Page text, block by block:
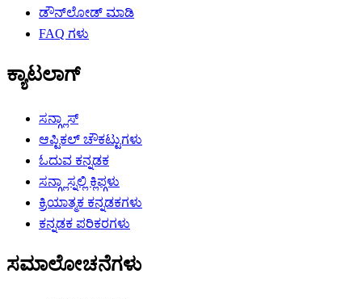
ಡೌನ್‌ಲೋಡ್ ಮಾಡಿ
FAQ ಗಳು
ಕ್ಯಾಟಲಾಗ್
ಸನ್ಗ್ಲಾಸ್
ಆಪ್ಟಿಕಲ್ ಚೌಕಟ್ಟುಗಳು
ಓದುವ ಕನ್ನಡಕ
ಸನ್ಗ್ಲಾಸ್ನಲ್ಲಿ ಕ್ಲಿಪ್ಗಳು
ಕ್ರಿಯಾತ್ಮಕ ಕನ್ನಡಕಗಳು
ಕನ್ನಡಕ ಪರಿಕರಗಳು
ಸಮಾಲೋಚನೆಗಳು